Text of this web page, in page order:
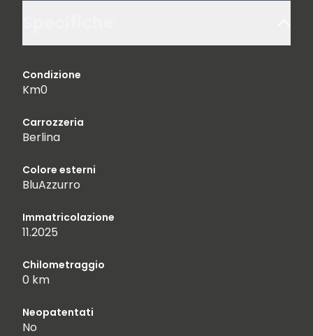
Condizione
Km0
Carrozzeria
Berlina
Colore esterni
BluAzzurro
Immatricolazione
11.2025
Chilometraggio
0 km
Neopatentati
No